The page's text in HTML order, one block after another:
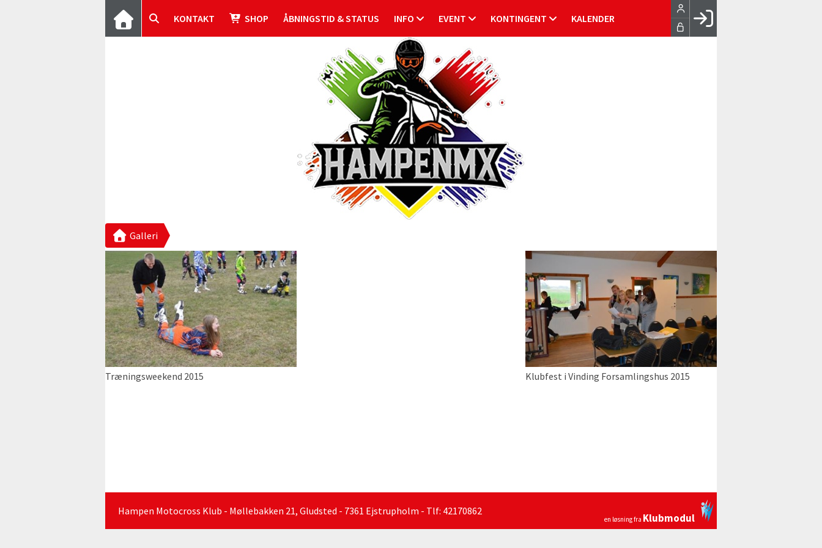
KONTAKT SHOP ÅBNINGSTID & STATUS INFO EVENT KONTINGENT KALENDER
Galleri
Træningsweekend 2015 Klubfest i Vinding Forsamlingshus 2015
Hampen Motocross Klub - Møllebakken 21, Gludsted - 7361 Ejstrupholm - Tlf: 42170862
en løsning fra Klubmodul